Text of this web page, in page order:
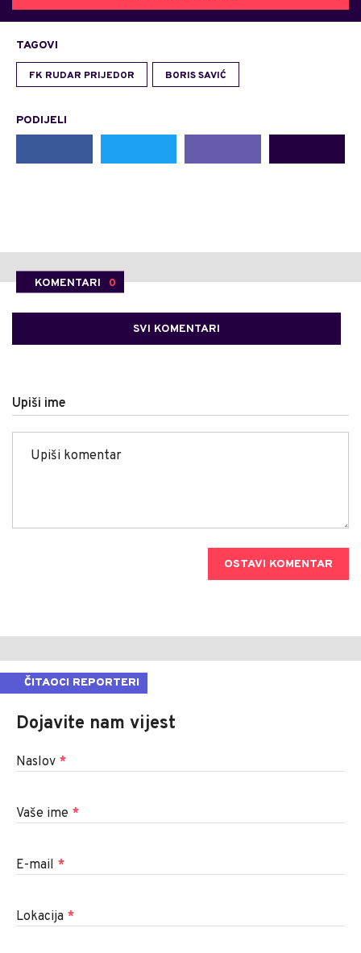
TAGOVI
FK RUDAR PRIJEDOR BORIS SAVIĆ
PODIJELI
KOMENTARI 0
SVI KOMENTARI
Upiši ime
OSTAVI KOMENTAR
ČITAOCI REPORTERI
Dojavite nam vijest
Naslov *
Vaše ime *
E-mail *
Lokacija *